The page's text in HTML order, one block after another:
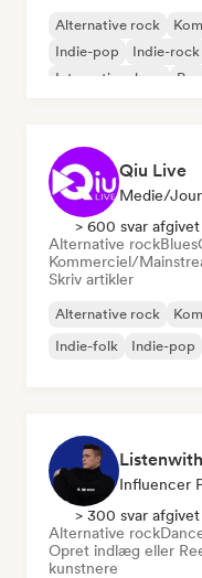
Alternative rock
Indie-pop
Indie-rock
International rap
Qiu Live
Medie/
> 600 svar afgivet
Alternative rockBlues
Kommerciel/
Skriv artikler
Alternative rock
Indie-folk
Indie-pop
Influencer
> 300 svar afgivet
Alternative rock
Opret indlæg eller
kunstnere